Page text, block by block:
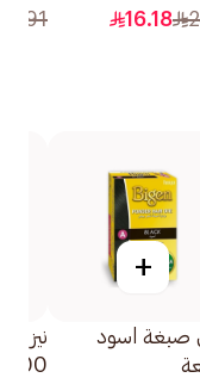
16.18
خال
+
صبغة اسود
100مل